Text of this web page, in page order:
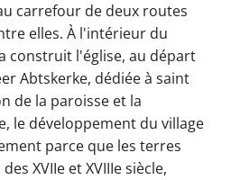
carrefour de deux routes
elles. À l'intérieur du
construit l'église, au départ
Abtskerke, dédiée à saint
de la paroisse et la
le développement du village
parce que les terres
XVIIe et XVIIIe siècle,